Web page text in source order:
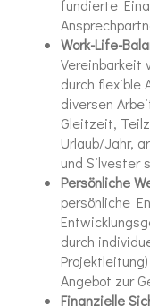
fundierte
Work-Life-
Vereinbarkeit
durch flexible
diversen
Gleitzeit,
Urlaub/Jahr,
und Silvester
Persönliche
persönliche
durch
Angebot zur
Finanzielle